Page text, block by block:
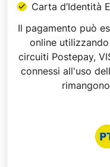
Carta d’Identità
Il pagamento può
online
circuiti Postepay,
connessi all'uso